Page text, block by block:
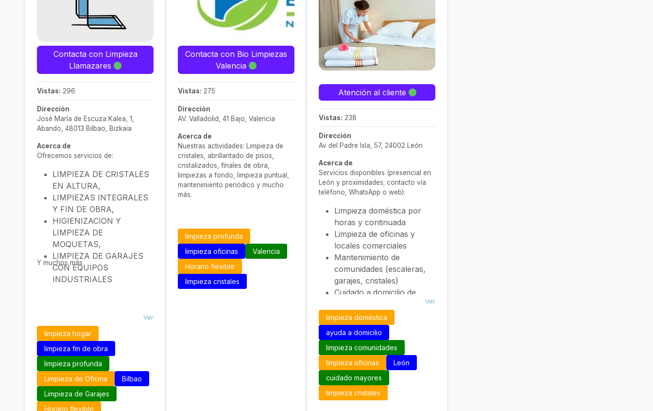
Contacta con Limpieza
Llamazares
Vistas: 296
Dirección
José María de Escuza Kalea, 1,
Abando, 48013 Bilbao, Bizkaia
Acerca de
Ofrecemos servicios de:
LIMPIEZA DE CRISTALES
EN ALTURA,
LIMPIEZAS INTEGRALES
Y FIN DE OBRA,
HIGIENIZACION Y
LIMPIEZA DE
MOQUETAS,
LIMPIEZA DE GARAJES
CON EQUIPOS
INDUSTRIALES
Y muchos más
Ver
limpieza hogar
limpieza fin de obra
limpieza profunda
Limpieza de Oficina
Bilbao
Limpieza de Garajes
Horario flexible
Contacta con Bio Limpiezas
Valencia
Vistas: 275
Dirección
AV. Valladolid, 41 Bajo, Valencia
Acerca de
Nuestras actividades: Limpieza de
cristales, abrillantado de pisos,
cristalizados, finales de obra,
limpiezas a fondo, limpieza puntual,
mantenimiento periódico y mucho
más.
limpieza profunda
limpieza oficinas
Valencia
Horario flexible
limpieza cristales
Atención al cliente
Vistas: 238
Dirección
Av del Padre Isla, 57, 24002 León
Acerca de
Servicios disponibles (presencial en
León y proximidades; contacto vía
teléfono, WhatsApp o web):
Limpieza doméstica por
horas y continuada
Limpieza de oficinas y
locales comerciales
Mantenimiento de
comunidades (escaleras,
garajes, cristales)
Cuidado a domicilio de
enfermos
Servicios de internas 24h o
empleadas externas en
hogar
Acompañamiento
hospitalario o asistencia
social en domicilio
Selección y gestión de
Ver
limpieza doméstica
ayuda a domicilio
limpieza comunidades
limpieza oficinas
León
cuidado mayores
limpieza cristales